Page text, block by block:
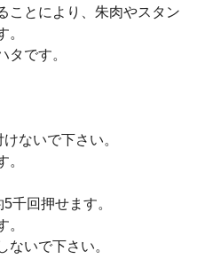
ことにより、朱肉やスタン
。
タです。
ないで下さい。
千回押せます。
。
いで下さい。